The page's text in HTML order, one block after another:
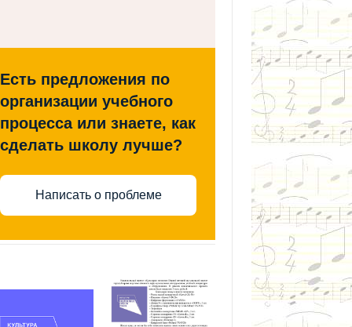
Есть предложения по
организации учебного
процесса или знаете, как
сделать школу лучше?
Написать о проблеме